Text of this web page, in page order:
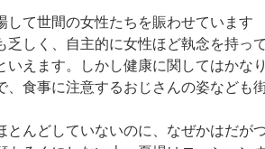
て世間の女性たちを賑わせています
しく、自主的に女性ほど執念を持って
えます。しかし健康に関してはかなり
食事に注意するおじさんの姿なども
んどしていないのに、なぜかはだが